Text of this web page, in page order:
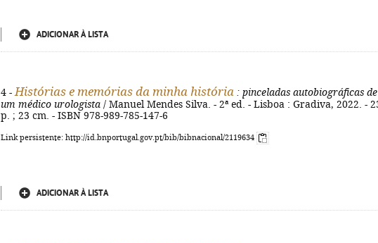
ADICIONAR À LISTA
4 - Histórias e memórias da minha história : pinceladas autobiográficas de
um médico urologista / Manuel Mendes Silva. - 2ª ed. - Lisboa : Gradiva, 2022. -
p. ; 23 cm. - ISBN 978-989-785-147-6
Link persistente: http://id.bnportugal.gov.pt/bib/bibnacional/2119634
ADICIONAR À LISTA